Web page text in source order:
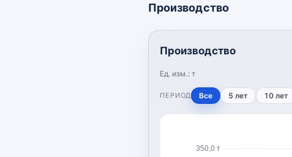
Производство
Производство
Ед. изм.: т
ПЕРИОД Все 5 лет 10 лет
350,0 т